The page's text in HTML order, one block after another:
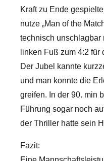
Kraft zu Ende
nutze „Man of the
technisch unschlagbar
linken Fuß zum 4:2
Der Jubel kannte
und man konnte die
greifen. In der 90. min
Führung sogar noch
der Thriller hatte sein
Fazit: